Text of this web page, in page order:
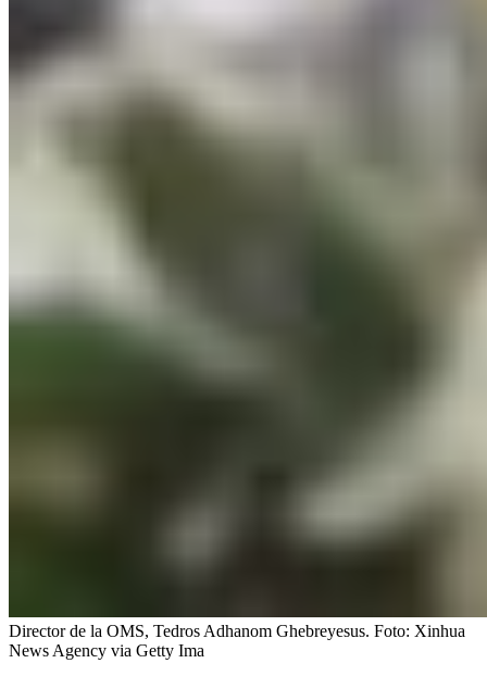
Director de la OMS, Tedros Adhanom Ghebreyesus. Foto: Xinhua
News Agency via Getty Ima